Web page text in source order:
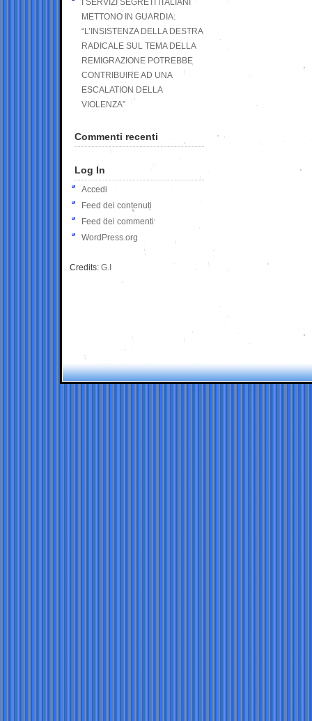
I SERVIZI SEGRETI ITALIANI
METTONO IN GUARDIA:
“L’INSISTENZA DELLA DESTRA
RADICALE SUL TEMA DELLA
REMIGRAZIONE POTREBBE
CONTRIBUIRE AD UNA
ESCALATION DELLA
VIOLENZA”
Commenti recenti
Log In
Accedi
Feed dei contenuti
Feed dei commenti
WordPress.org
Credits: G.I